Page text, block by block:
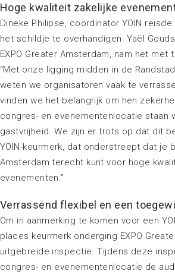
Hoge kwaliteit zakelijke
Dineke Philipse, coördinator YOIN
het schildje te overhandigen. Yaël
EXPO Greater Amsterdam, nam het met
“Met onze ligging midden in de
weten we organisatoren vaak te
vinden we het belangrijk om hen
congres- en evenementenlocatie staan
gastvrijheid. We zijn er trots op dat dit
YOIN-keurmerk, dat onderstreept dat je
Amsterdam terecht kunt voor hoge
evenementen.”
Verrassend flexibel en een
Om in aanmerking te komen voor een
places keurmerk onderging EXPO
uitgebreide inspectie. Tijdens deze
congres- en evenementenlocatie de